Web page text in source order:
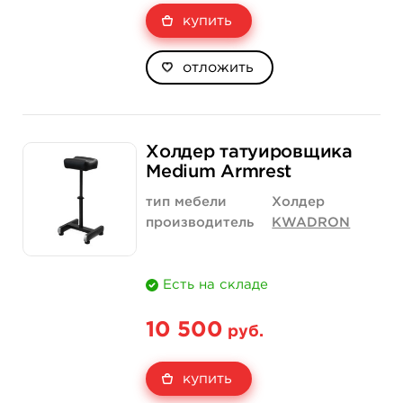
купить
отложить
Холдер татуировщика
Medium Armrest
тип мебели
Холдер
производитель
KWADRON
Есть на складе
10 500 руб.
купить